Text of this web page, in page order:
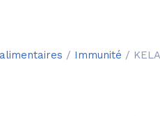
/ Immunité /